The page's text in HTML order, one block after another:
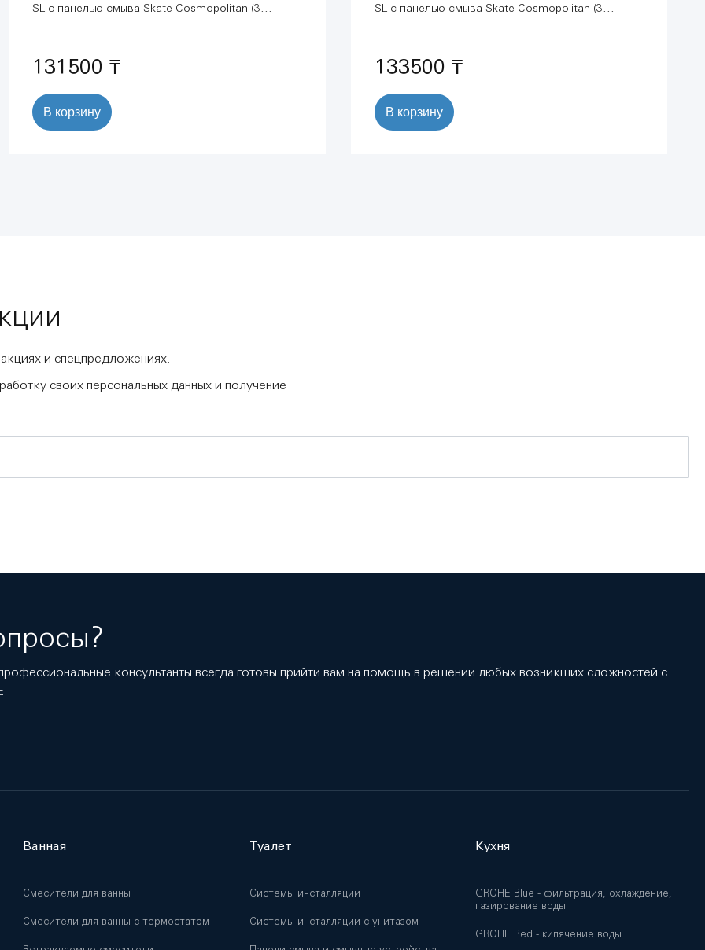
SL с панелью смыва Skate Cosmopolitan (3
131500 ₸
В корзину
SL с панелью смыва Skate Cosmopolitan (3
133500 ₸
В корзину
и спецпредложениях.
своих персональных данных и получение
консультанты всегда готовы прийти вам на помощь в решении любых возникших сложностей с
Ванная
Смесители для ванны
Смесители для ванны с термостатом
Туалет
Системы инсталляции
Системы инсталляции с унитазом
Кухня
GROHE Blue - фильтрация, охлаждение,
газирование воды
GROHE Red - кипячение воды